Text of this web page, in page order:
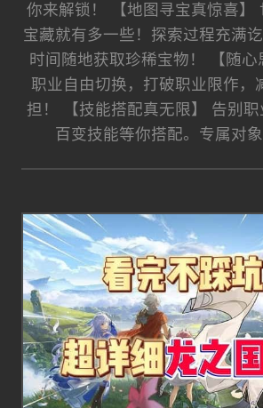
你来解锁！ 【地图寻宝真惊喜】
宝藏就有多一些！探索过程充满
时间随地获取珍稀宝物！ 【随心
职业自由切换，打破职业限作，
担！ 【技能搭配真无限】 告别职
百变技能等你搭配。专属对象